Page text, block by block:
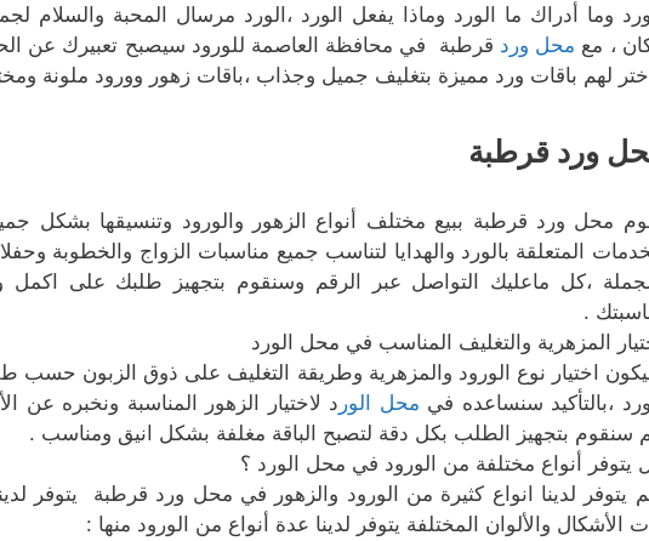
وما أدراك ما الورد وماذا يفعل الورد ،الورد مرسال المحبة والسلام
، مع محل ورد قرطبة في محافظة العاصمة للورود سيصبح تعبيرك عن
لهم باقات ورد مميزة بتغليف جميل وجذاب ،باقات زهور وورود ملونة
ورد قرطبة
محل ورد قرطبة ببيع مختلف أنواع الزهور والورود وتنسيقها بشكل
المتعلقة بالورد والهدايا لتناسب جميع مناسبات الزواج والخطوبة
،كل ماعليك التواصل عبر الرقم وسنقوم بتجهيز طلبك على
.
المزهرية والتغليف المناسب في محل الورد
اختيار نوع الورود والمزهرية وطريقة التغليف على ذوق الزبون حسب
،بالتأكيد سنساعده في محل الور د لاختيار الزهور المناسبة ونخبره عن
سنقوم بتجهيز الطلب بكل دقة لتصبح الباقة مغلفة بشكل انيق ومناسب .
يتوفر أنواع مختلفة من الورود في محل الورد ؟
يتوفر لدينا انواع كثيرة من الورود والزهور في محل ورد قرطبة يتوفر
الأشكال والألوان المختلفة يتوفر لدينا عدة أنواع من الورود منها :